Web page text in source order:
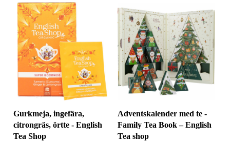
Gurkmeja, ingefära,
citrongräs, örtte - English
Tea Shop
Adventskalender med te -
Family Tea Book – English
Tea shop